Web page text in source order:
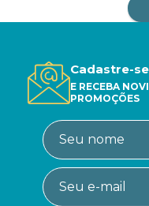
Cadastre-
E RECEBA
PROMOÇÕES